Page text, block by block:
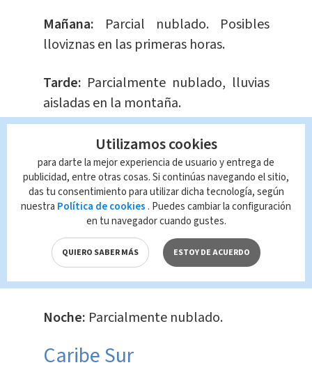
Mañana: Parcial nublado. Posibles
lloviznas en las primeras horas.
Tarde: Parcialmente nublado, lluvias
aisladas en la montaña.
Pocas nubes.
Caribe Norte
Mañana:Poco a parcialmente
nublado.
Tarde:Poco a parcialmente nublado.
Noche: Parcialmente nublado.
Caribe Sur
Utilizamos cookies
para darte la mejor experiencia de usuario y entrega de
publicidad, entre otras cosas. Si continúas navegando el sitio,
das tu consentimiento para utilizar dicha tecnología, según
nuestra Política de cookies . Puedes cambiar la configuración
en tu navegador cuando gustes.
QUIERO SABER MÁS ESTOY DE ACUERDO